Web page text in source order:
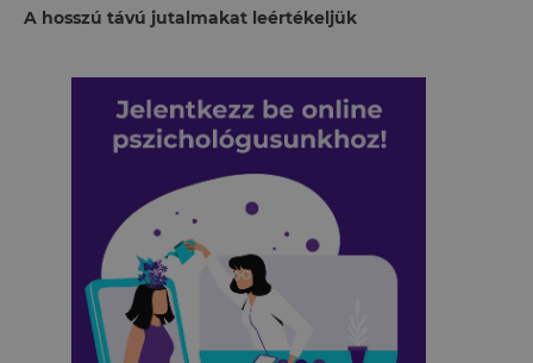
A hosszú távú jutalmakat leértékeljük